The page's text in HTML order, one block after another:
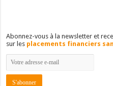
Abonnez-vous à la newsletter et
sur les placements financiers